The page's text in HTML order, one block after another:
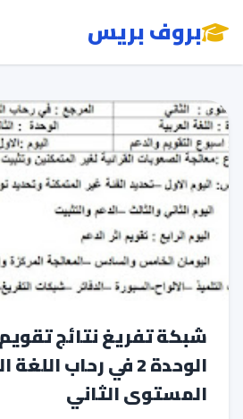
بروف بريس
شبكة تفريغ نتائج
الوحدة 2 في رحاب
المستوى الثاني